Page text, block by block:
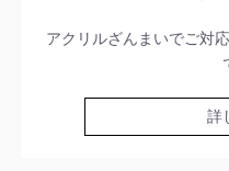
アクリルざんまいでご対
詳